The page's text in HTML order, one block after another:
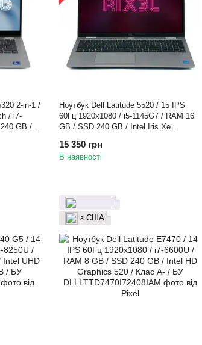
2-in-1 /
/ i7-
GB /
Ноутбук Dell Latitude 5520 / 15 IPS
60Гц 1920x1080 / i5-1145G7 / RAM 16
GB / SSD 240 GB / Intel Iris Xe
15 350 грн
В наявності
з США